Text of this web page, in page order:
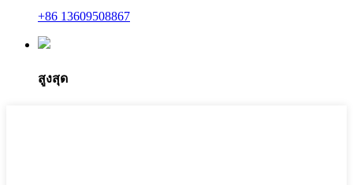
+86 13609508867
สูงสุด